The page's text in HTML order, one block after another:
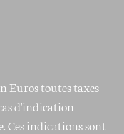
Euros toutes taxes
d'indication
indications sont